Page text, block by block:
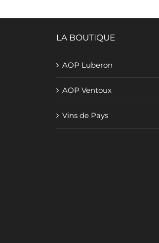
LA BOUTIQUE
AOP Luberon
AOP Ventoux
Vins de Pays